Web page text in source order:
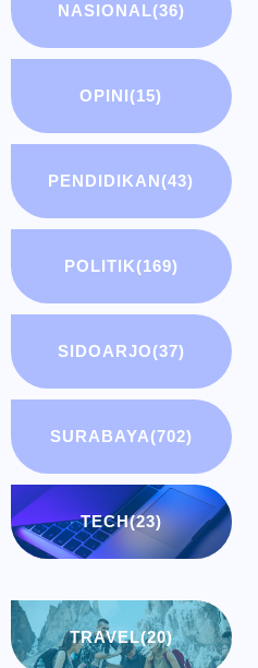
NASIONAL(36)
OPINI(15)
PENDIDIKAN(43)
POLITIK(169)
SIDOARJO(37)
SURABAYA(702)
TECH(23)
TRAVEL(20)